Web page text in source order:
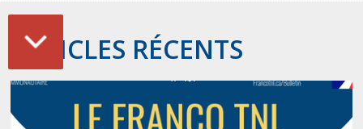
ARTICLES RÉCENTS